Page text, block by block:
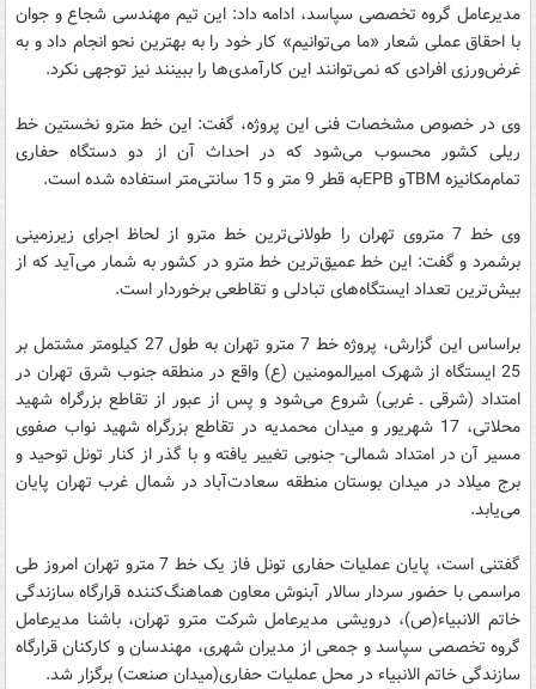
مدیرعامل گروه تخصصی سپاسد، ادامه داد: این تیم مهندسی شجاع و جوان
با احقاق عملی شعار «ما می‌توانیم» کار خود را به بهترین نحو انجام داد و به
غرض‌ورزی‌ افرادی که نمی‌توانند این کارآمدی‌ها را ببینند نیز توجهی نکرد.
وی در خصوص مشخصات فنی این پروژه، گفت: این خط مترو نخستین خط
ریلی کشور محسوب می‌شود که در احداث آن از دو دستگاه حفاری
تمام‌مکانیزه TBMو EPBبه قطر 9 متر و 15 سانتی‌متر استفاده ‌شده است.
وی خط 7 متروی تهران را طولانی‌ترین خط مترو از لحاظ اجرای زیرزمینی
برشمرد و گفت: این خط عمیق‌ترین خط مترو در کشور به شمار می‌آید که از
بیش‌ترین تعداد ایستگاه‌های تبادلی و تقاطعی برخوردار است.
براساس این گزارش، پروژه خط 7 مترو تهران به طول 27 کیلومتر مشتمل بر
25 ایستگاه از شهرک امیرالمومنین (ع) واقع در منطقه جنوب شرق تهران در
امتداد (شرقی ـ غربی) شروع می‌شود و پس از عبور از تقاطع بزرگراه شهید
محلاتی، 17 شهریور و میدان محمدیه در تقاطع بزرگراه شهید نواب صفوی
مسیر آن در امتداد شمالی- جنوبی تغییر یافته و با گذر از کنار تونل توحید و
برج میلاد در میدان بوستان منطقه سعادت‌آباد در شمال غرب تهران پایان
می‌یابد.
گفتنی است، پایان عملیات حفاری تونل فاز یک خط 7 مترو تهران امروز طی
مراسمی با حضور سردار سالار آبنوش معاون هماهنگ‌کننده قرارگاه سازندگی
خاتم الانبیاء(ص)، درویشی مدیرعامل شرکت مترو تهران، باشنا مدیرعامل
گروه تخصصی سپاسد و جمعی از مدیران شهری، مهندسان و کارکنان قرارگاه
سازندگی خاتم الانبیاء در محل عملیات حفاری(میدان صنعت) برگزار شد.